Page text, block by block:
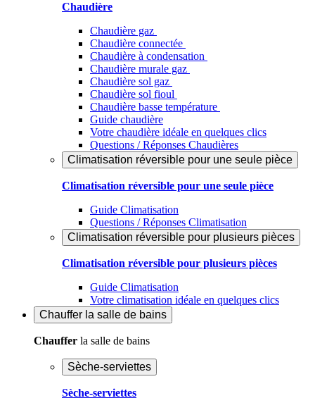
Chaudière
Chaudière gaz
Chaudière connectée
Chaudière à condensation
Chaudière murale gaz
Chaudière sol gaz
Chaudière sol fioul
Chaudière basse température
Guide chaudière
Votre chaudière idéale en quelques clics
Questions / Réponses Chaudières
Climatisation réversible pour une seule pièce
Climatisation réversible pour une seule pièce
Guide Climatisation
Questions / Réponses Climatisation
Climatisation réversible pour plusieurs pièces
Climatisation réversible pour plusieurs pièces
Guide Climatisation
Votre climatisation idéale en quelques clics
Chauffer la salle de bains
Chauffer la salle de bains
Sèche-serviettes
Sèche-serviettes